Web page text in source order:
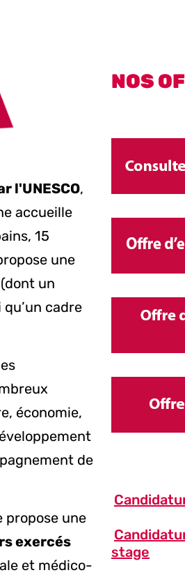
l'UNESCO,
accueille
15
une
un
cadre
économie,
de
propose une
exercés
et médico-
NOS
stage